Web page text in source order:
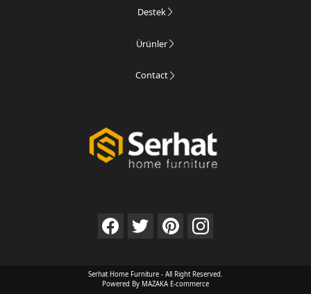
Destek
Ürünler
Contact
Serhat Home Furniture - All Right Reserved.
Powered By MAZAKA E-commerce